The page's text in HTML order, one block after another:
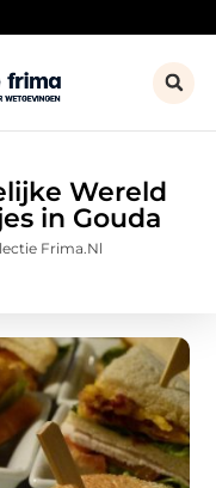
Wereld
in Gouda
Frima.nl